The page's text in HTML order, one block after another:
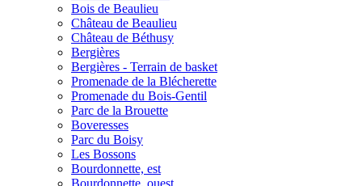
Bois de Beaulieu
Château de Beaulieu
Château de Béthusy
Bergières
Bergières - Terrain de basket
Promenade de la Blécherette
Promenade du Bois-Gentil
Parc de la Brouette
Boveresses
Parc du Boisy
Les Bossons
Bourdonnette, est
Bourdonnette, ouest